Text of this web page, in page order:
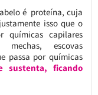
é proteína, cuja
isso que o
químicas capilares
mechas, escovas
passa por químicas
sustenta, ficando